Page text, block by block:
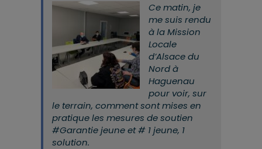
Ce matin, je
me suis rendu
à la Mission
Locale
d’Alsace du
Nord à
Haguenau
pour voir, sur
le terrain, comment sont mises en
pratique les mesures de soutien
#Garantie jeune et # 1 jeune, 1
solution.